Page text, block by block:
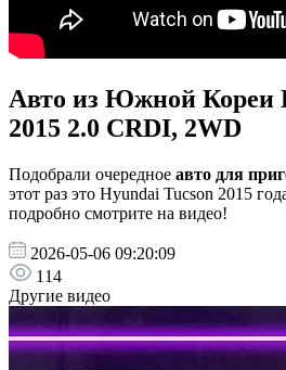
Авто из Южной Кореи
2015 2.0 CRDI, 2WD
Подобрали очередное авто для
этот раз это Hyundai Tucson 2015
подробно смотрите на видео!
2026-05-06 09:20:09
114
Другие видео